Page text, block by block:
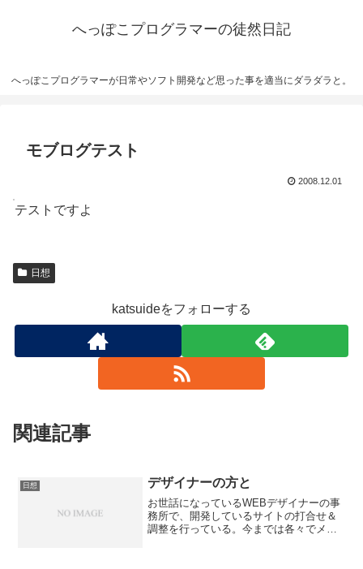
へっぽこプログラマーの徒然日記
へっぽこプログラマーが日常やソフト開発など思った事を適当にダラダラと。
モブログテスト
2008.12.01
テストですよ
日想
katsuideをフォローする
関連記事
日想 デザイナーの方と
お世話になっているWEBデザイナーの事
務所で、開発しているサイトの打合せ＆
調整を行っている。今までは各々でメー